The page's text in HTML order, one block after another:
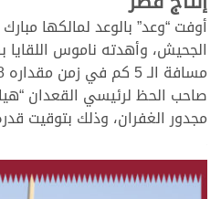
أوفت “وعد” بالوعد لمالكها
الجحيش، وأهدته ناموس اللقايا
صاحب الحظ لرئيسي القعدان
مجدور الغفران، وذلك بتوقيت قدره 7.37.90